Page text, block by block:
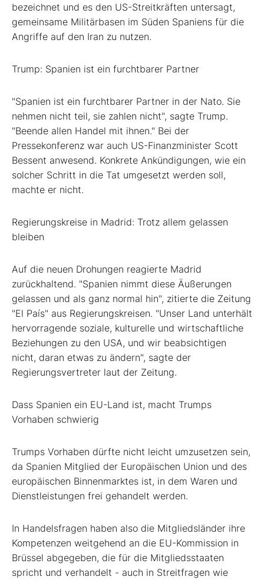
bezeichnet und es den US-Streitkräften untersagt,
gemeinsame Militärbasen im Süden Spaniens für die
Angriffe auf den Iran zu nutzen.
Trump: Spanien ist ein furchtbarer Partner
"Spanien ist ein furchtbarer Partner in der Nato. Sie
nehmen nicht teil, sie zahlen nicht", sagte Trump.
"Beende allen Handel mit ihnen." Bei der
Pressekonferenz war auch US-Finanzminister Scott
Bessent anwesend. Konkrete Ankündigungen, wie ein
solcher Schritt in die Tat umgesetzt werden soll,
machte er nicht.
Regierungskreise in Madrid: Trotz allem gelassen
bleiben
Auf die neuen Drohungen reagierte Madrid
zurückhaltend. "Spanien nimmt diese Äußerungen
gelassen und als ganz normal hin", zitierte die Zeitung
"El País" aus Regierungskreisen. "Unser Land unterhält
hervorragende soziale, kulturelle und wirtschaftliche
Beziehungen zu den USA, und wir beabsichtigen
nicht, daran etwas zu ändern", sagte der
Regierungsvertreter laut der Zeitung.
Dass Spanien ein EU-Land ist, macht Trumps
Vorhaben schwierig
Trumps Vorhaben dürfte nicht leicht umzusetzen sein,
da Spanien Mitglied der Europäischen Union und des
europäischen Binnenmarktes ist, in dem Waren und
Dienstleistungen frei gehandelt werden.
In Handelsfragen haben also die Mitgliedsländer ihre
Kompetenzen weitgehend an die EU-Kommission in
Brüssel abgegeben, die für die Mitgliedsstaaten
spricht und verhandelt - auch in Streitfragen wie